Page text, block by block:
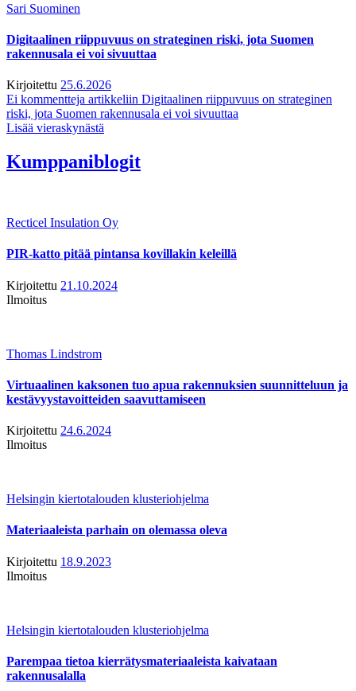
Sari Suominen
Digitaalinen riippuvuus on strateginen riski, jota Suomen
rakennusala ei voi sivuuttaa
Kirjoitettu 25.6.2026
Ei kommentteja artikkeliin Digitaalinen riippuvuus on strateginen
riski, jota Suomen rakennusala ei voi sivuuttaa
Lisää vieraskynästä
Kumppaniblogit
Recticel Insulation Oy
PIR-katto pitää pintansa kovillakin keleillä
Kirjoitettu 21.10.2024
Ilmoitus
Thomas Lindstrom
Virtuaalinen kaksonen tuo apua rakennuksien suunnitteluun ja
kestävyystavoitteiden saavuttamiseen
Kirjoitettu 24.6.2024
Ilmoitus
Helsingin kiertotalouden klusteriohjelma
Materiaaleista parhain on olemassa oleva
Kirjoitettu 18.9.2023
Ilmoitus
Helsingin kiertotalouden klusteriohjelma
Parempaa tietoa kierrätysmateriaaleista kaivataan
rakennusalalla